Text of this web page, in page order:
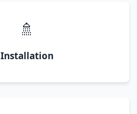
🚿
Installation